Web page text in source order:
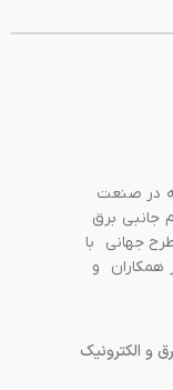
در صنعت
جانبی برق
جهانی با
همکاران و
و الکترونیک